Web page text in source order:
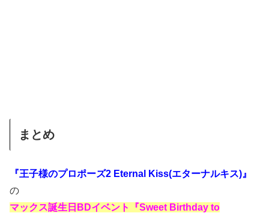
まとめ
『王子様のプロポーズ2 Eternal Kiss(エターナルキス)』
の
マックス誕生日BDイベント『Sweet Birthday to